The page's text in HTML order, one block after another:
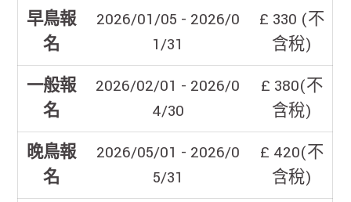
早鳥報
名
2026/01/05 - 2026/0
1/31
£ 330 (不
含稅)
一般報
名
2026/02/01 - 2026/0
4/30
£ 380(不
含稅)
晚鳥報
名
2026/05/01 - 2026/0
5/31
£ 420(不
含稅)